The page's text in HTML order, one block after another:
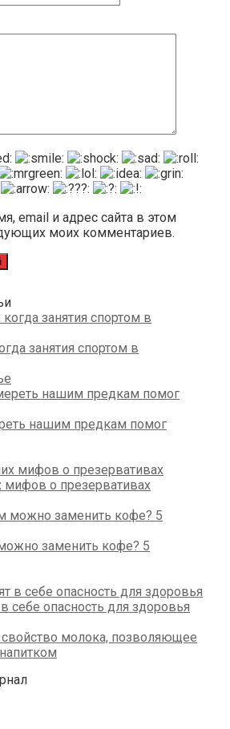
email и адрес сайта в этом
моих комментариев.
занятия спортом в
нашим предкам помог
мифов о презервативах
заменить кофе? 5
себе опасность для здоровья